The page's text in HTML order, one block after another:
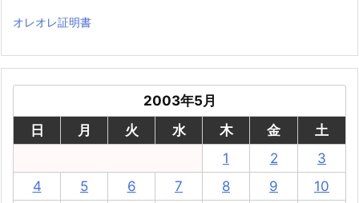
オレオレ証明書
2003年5月
日
月 火 水 木 金
土
1
2
3
4
5 6 7 8 9
10